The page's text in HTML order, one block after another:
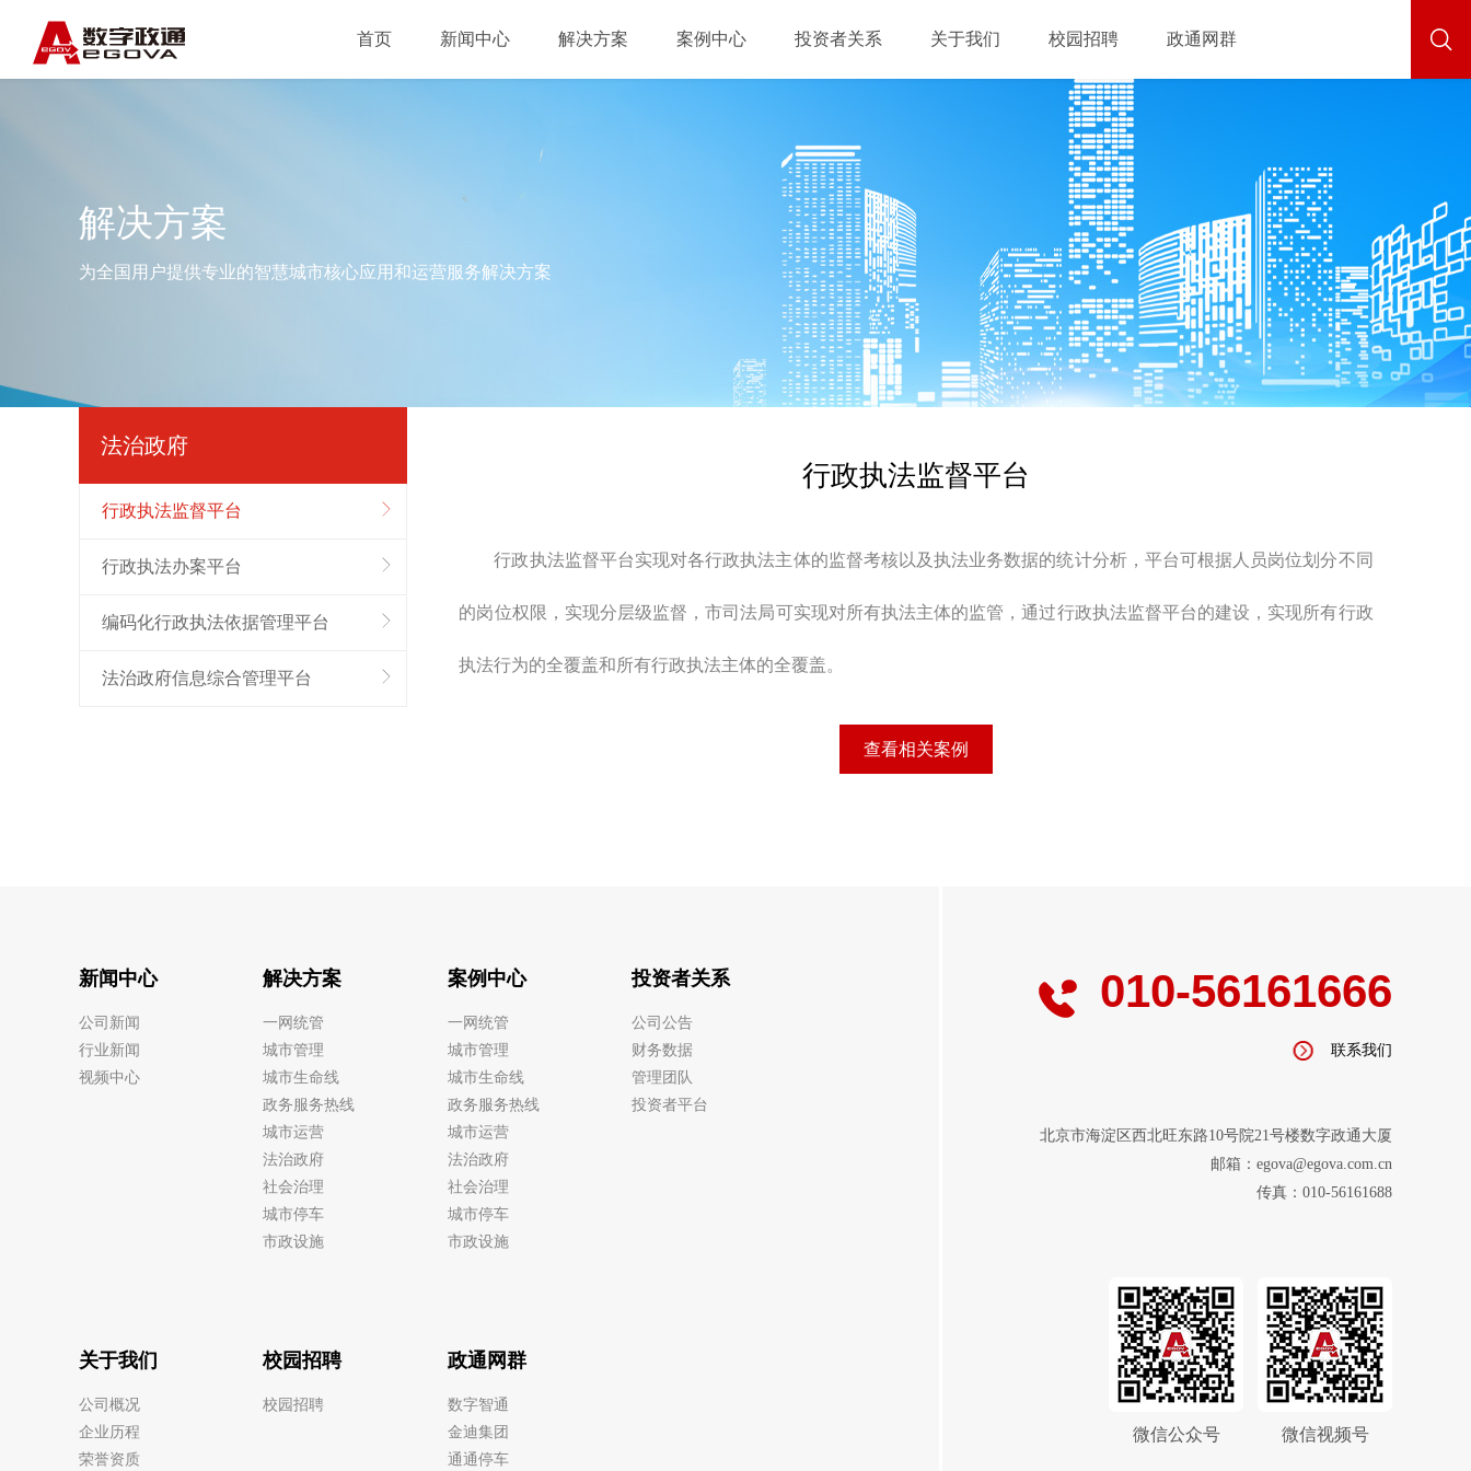
首页 新闻中心 解决方案 案例中心 投资者关系 关于我们 校园招聘 政通网群
解决方案
为全国用户提供专业的智慧城市核心应用和运营服务解决方案
法治政府
行政执法监督平台
行政执法办案平台
编码化行政执法依据管理平台
法治政府信息综合管理平台
行政执法监督平台
行政执法监督平台实现对各行政执法主体的监督考核以及执法业务数据的统计分析，平台可根据人员岗位划分不同
的岗位权限，实现分层级监督，市司法局可实现对所有执法主体的监管，通过行政执法监督平台的建设，实现所有行政
执法行为的全覆盖和所有行政执法主体的全覆盖。
查看相关案例
新闻中心
公司新闻
行业新闻
视频中心
解决方案
一网统管
城市管理
城市生命线
政务服务热线
城市运营
法治政府
社会治理
城市停车
市政设施
案例中心
一网统管
城市管理
城市生命线
政务服务热线
城市运营
法治政府
社会治理
城市停车
市政设施
投资者关系
公司公告
财务数据
管理团队
投资者平台
关于我们
公司概况
企业历程
荣誉资质
校园招聘
校园招聘
政通网群
数字智通
金迪集团
通通停车
010-56161666
联系我们
北京市海淀区西北旺东路10号院21号楼数字政通大厦
邮箱：egova@egova.com.cn
传真：010-56161688
微信公众号 微信视频号